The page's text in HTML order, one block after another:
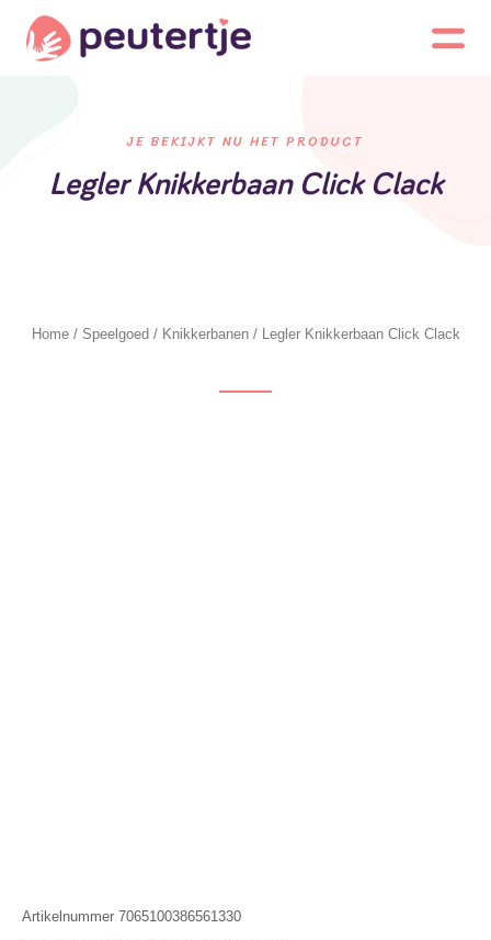
JE BEKIJKT NU HET PRODUCT
Legler Knikkerbaan Click Clack
Home/ Speelgoed / Knikkerbanen/ Legler Knikkerbaan Click Clack
Artikelnummer 7065100386561330